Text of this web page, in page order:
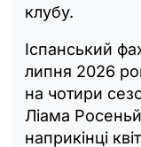
клубу.
Іспанський
липня 2026
на чотири
Ліама
наприкінці